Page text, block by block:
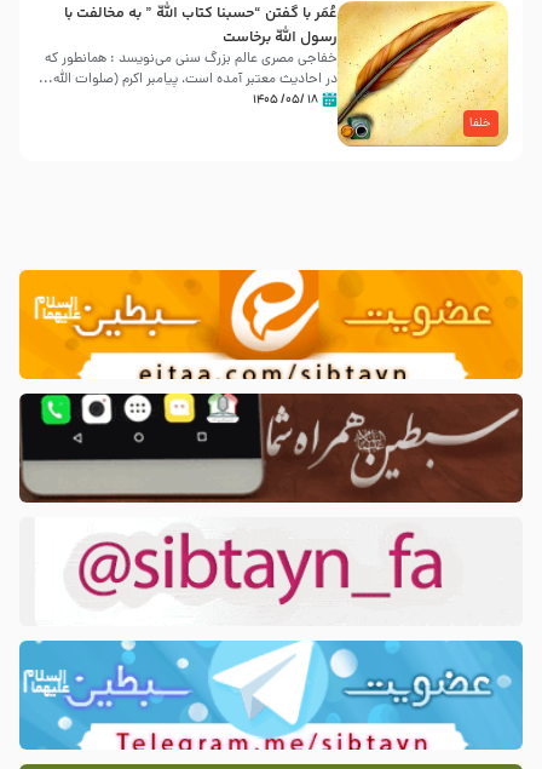
خلفا
عُمَر با گفتن “حسبنا كتاب اللّه ” به مخالفت با
رسول اللّه برخاست
خفاجی مصری عالم بزرگ سنی می‌نویسد : همانطور که
در احادیث معتبر آمده است، پیامبر اکرم (صلوات اللّه...
۱۸ /۰۵/ ۱۴۰۵